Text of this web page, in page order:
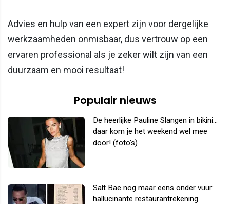
Advies en hulp van een expert zijn voor dergelijke
werkzaamheden onmisbaar, dus vertrouw op een
ervaren professional als je zeker wilt zijn van een
duurzaam en mooi resultaat!
Populair nieuws
De heerlijke Pauline Slangen in bikini...
daar kom je het weekend wel mee
door! (foto's)
Salt Bae nog maar eens onder vuur:
hallucinante restaurantrekening